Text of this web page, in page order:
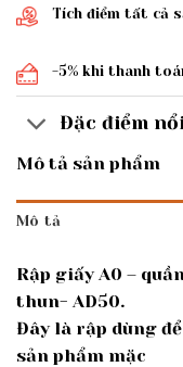
Tích điểm tất cả
-5% khi thanh
Đặc điểm
Mô tả sản phẩm
Mô tả
Rập giấy A0 –
thun- AD50.
Đây là rập dùng
sản phẩm mặc